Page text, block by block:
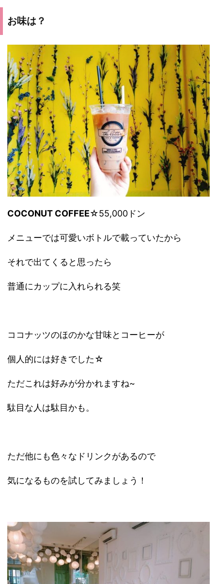
お味は？
COCONUT COFFEE☆55,000ドン
メニューでは可愛いボトルで載っていたから
それで出てくると思ったら
普通にカップに入れられる笑
ココナッツのほのかな甘味とコーヒーが
個人的には好きでした☆
ただこれは好みが分かれますね~
駄目な人は駄目かも。
ただ他にも色々なドリンクがあるので
気になるものを試してみましょう！